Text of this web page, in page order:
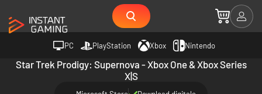
PC PlayStation Xbox Nintendo
Star Trek Prodigy: Supernova - Xbox One & Xbox Series
X|S